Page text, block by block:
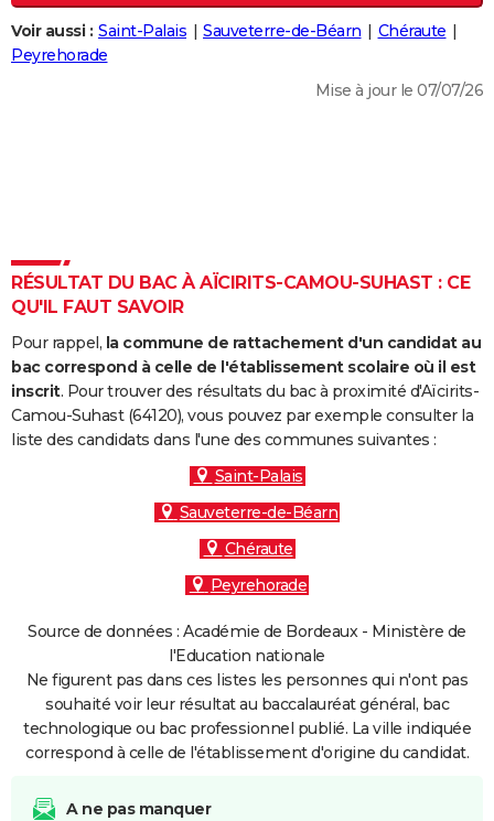
Destinations
City break
Voyage nature
Voyage de noces
Forum
Climat
+
PHOTO
COPAINS D'AVANT
S'inscrire
Se connecter
Lycées
Collèges
Primaires
Universités
Entreprises
Service militaire
Avis de recherche
AVIS DE DÉCÈS
FORUM
Bricolage
Lifestyle
Culture
Sport
Auto
Television
Voyage
Cinema
Voir aussi : Saint-Palais Sauveterre-de-Béarn
Chéraute
Peyrehorade
Mise à jour le 07/07/26
RÉSULTAT DU BAC À AÏCIRITS-CAMOU-SUHAST : CE
QU'IL FAUT SAVOIR
Pour rappel, la commune de rattachement d'un candidat au
bac correspond à celle de l'établissement scolaire où il est
inscrit. Pour trouver des résultats du bac à proximité d'Aïcirits-
Camou-Suhast (64120), vous pouvez par exemple consulter la
liste des candidats dans l'une des communes suivantes :
Saint-Palais
Sauveterre-de-Béarn
Chéraute
Peyrehorade
Source de données : Académie de Bordeaux - Ministère de
l'Education nationale
Ne figurent pas dans ces listes les personnes qui n'ont pas
souhaité voir leur résultat au baccalauréat général, bac
technologique ou bac professionnel publié. La ville indiquée
correspond à celle de l'établissement d'origine du candidat.
A ne pas manquer